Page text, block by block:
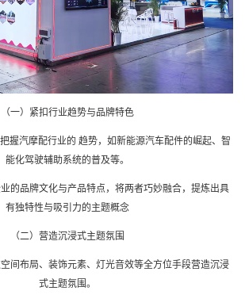
（一）紧扣行业趋势与品牌特色
握汽摩配行业的 趋势，如新能源汽车配件的崛起、智
能化驾驶辅助系统的普及等。
的品牌文化与产品特点，将两者巧妙融合，提炼出具
有独特性与吸引力的主题概念
（二）营造沉浸式主题氛围
间布局、装饰元素、灯光音效等全方位手段营造沉浸
式主题氛围。